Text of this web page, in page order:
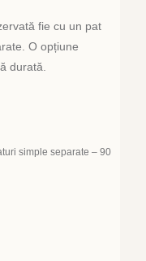
fie cu un pat
O opțiune
durată.
simple separate – 90